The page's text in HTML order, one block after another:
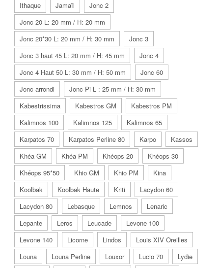
Ithaque
Jamaïl
Jonc 2
Jonc 20 L: 20 mm / H: 20 mm
Jonc 20*30 L: 20 mm / H: 30 mm
Jonc 3
Jonc 3 haut 45 L: 20 mm / H: 45 mm
Jonc 4
Jonc 4 Haut 50 L: 30 mm / H: 50 mm
Jonc 60
Jonc arrondi
Jonc Pi L : 25 mm / H: 30 mm
Kabestrissima
Kabestros GM
Kabestros PM
Kalimnos 100
Kalimnos 125
Kalimnos 65
Karpatos 70
Karpatos Perline 80 Karpo
Kassos
Khéa GM
Khéa PM Khéops 20
Khéops 30
Khéops 95*50
Khio GM Khio PM
Kina
Koolbak
Koolbak Haute Kriti
Lacydon 60
Lacydon 80
Lebasque Lemnos
Lenaric
Lepante
Leros Leucade
Levone 100
Levone 140
Licorne Lindos
Louis XIV Oreilles
Louna
Louna Perline Louxor Lucio 70
Lydie